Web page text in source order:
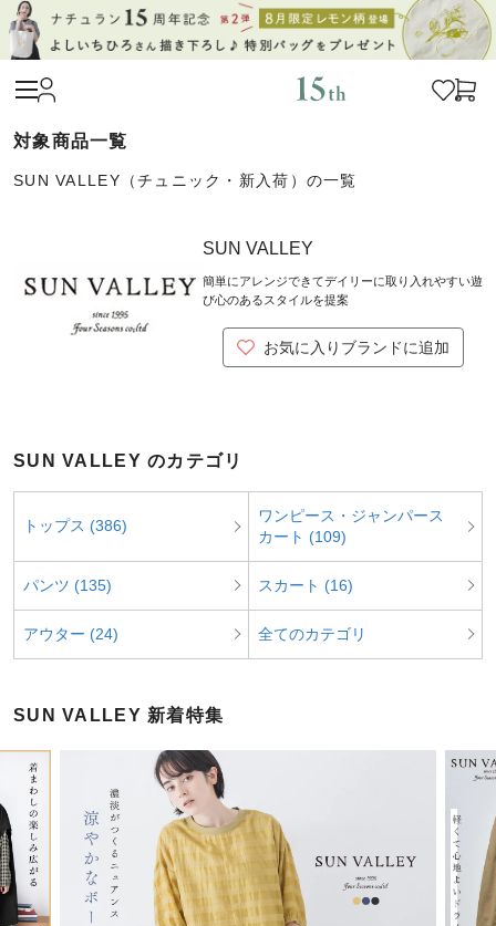
SUN VALLEY（チュニック・新入荷）の一覧
SUN VALLEY
簡単にアレンジできてデイリーに取り入れやすい遊
び心のあるスタイルを提案
お気に入りブランドに追加
SUN VALLEY のカテゴリ
トップス (386)
ワンピース・ジャンパース
カート (109)
パンツ (135) スカート (16)
アウター (24) 全てのカテゴリ
SUN VALLEY 新着特集